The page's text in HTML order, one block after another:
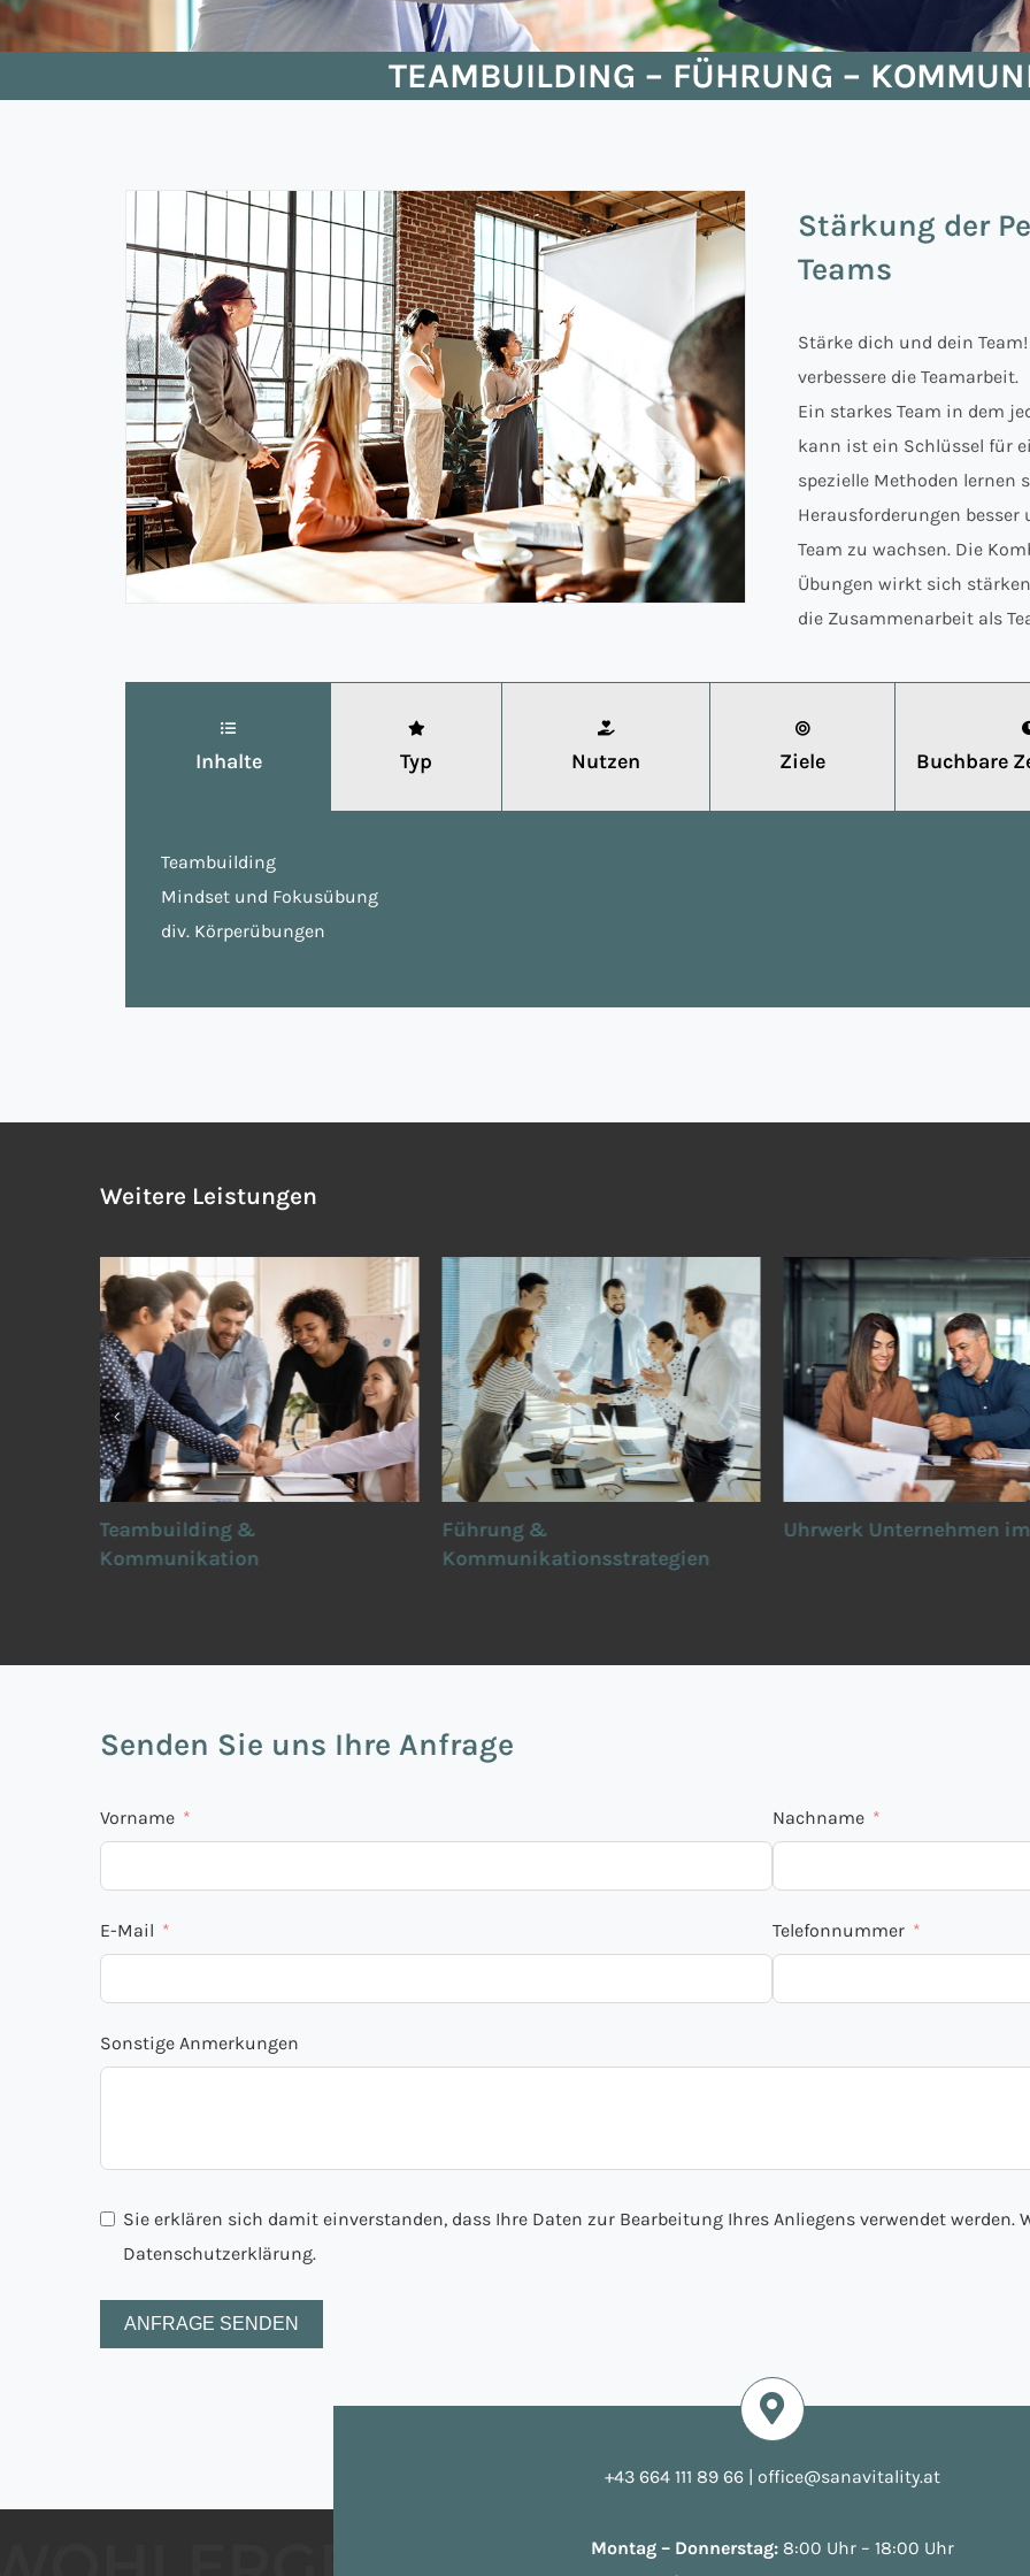
TEAMBUILDING – FÜHRUNG –
Stärkung der
Teams
Stärke dich und dein
verbessere die Teamarbeit.
Ein starkes Team in dem
kann ist ein Schlüssel für
spezielle Methoden
Herausforderungen
Team zu wachsen. Die
Übungen wirkt sich
die Zusammenarbeit als
Inhalte Typ Nutzen Ziele Buchbare
Teambuilding
Mindset und Fokusübung
div. Körperübungen
Weitere Leistungen
Teambuilding &
Kommunikation
Führung &
Kommunikationsstrategien
Uhrwerk Unternehmen im
Senden Sie uns Ihre Anfrage
Vorname Nachname
E-Mail Telefonnummer
Sonstige Anmerkungen
Sie erklären sich damit einverstanden, dass Ihre Daten zur Bearbeitung Ihres Anliegens verwendet
Datenschutzerklärung.
ANFRAGE SENDEN
+43 664 111 89 66| office@sanavitality.at
Montag – Donnerstag: 8:00 Uhr – 18:00 Uhr